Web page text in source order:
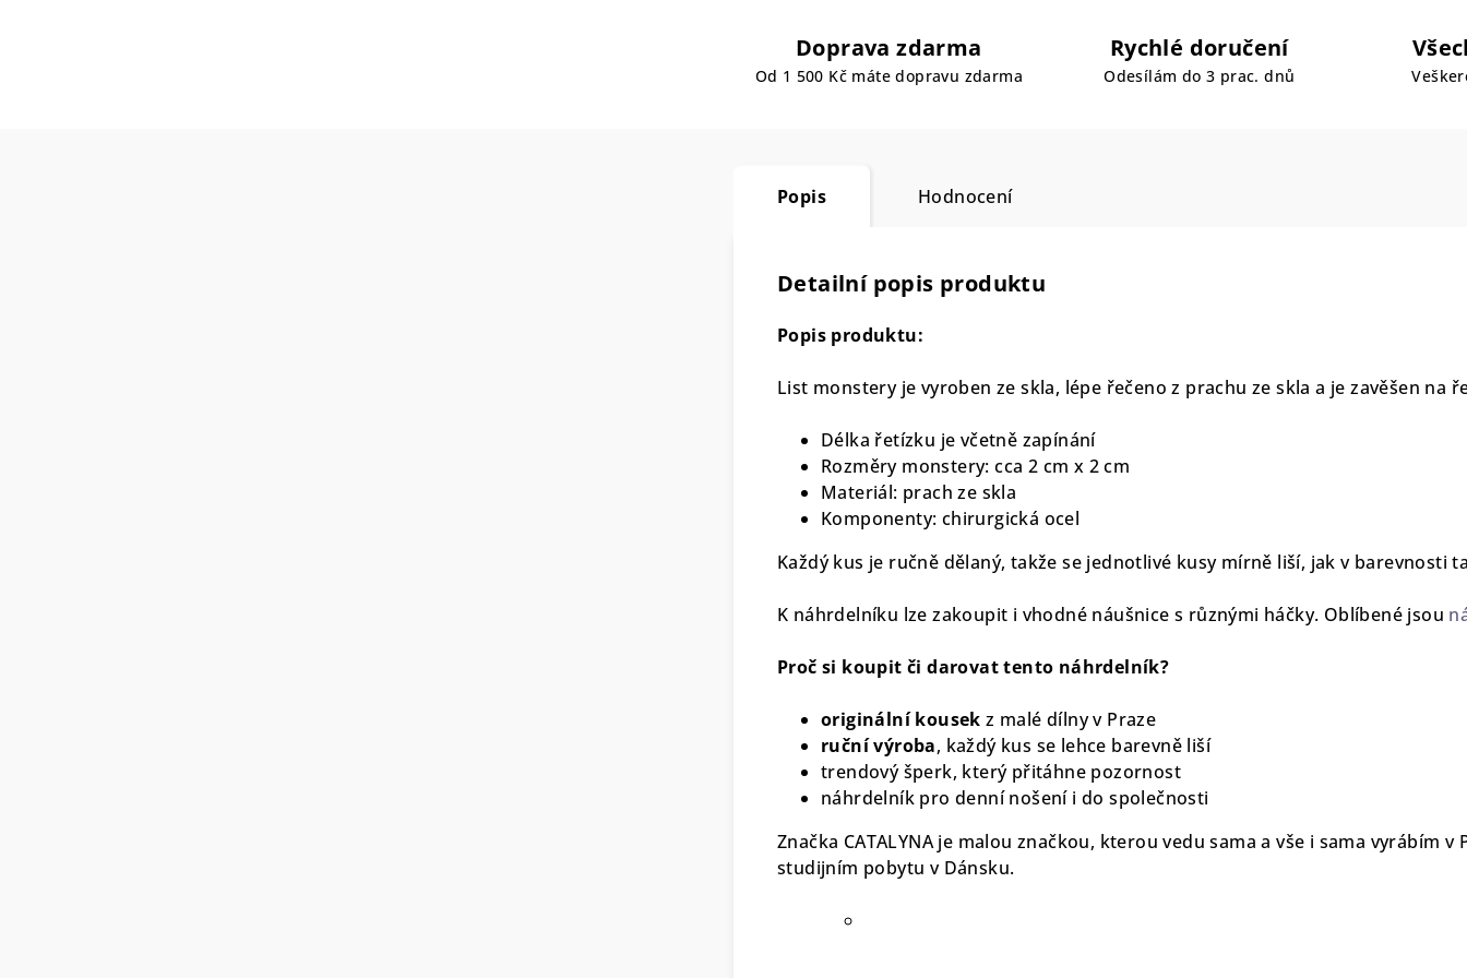
Doprava zdarma
Od 1 500 Kč máte dopravu zdarma
Rychlé doručení
Odesílám do 3 prac. dnů
Popis Hodnocení
Detailní popis produktu
Popis produktu:
List monstery je vyroben ze skla, lépe řečeno z prachu ze skla a je zavěšen na
Délka řetízku je včetně zapínání
Rozměry monstery: cca 2 cm x 2 cm
Materiál: prach ze skla
Komponenty: chirurgická ocel
Každý kus je ručně dělaný, takže se jednotlivé kusy mírně liší, jak v barevnosti
K náhrdelníku lze zakoupit i vhodné náušnice s různými háčky. Oblíbené jsou
Proč si koupit či darovat tento náhrdelník?
originální kousek z malé dílny v Praze
ruční výroba, každý kus se lehce barevně liší
trendový šperk, který přitáhne pozornost
náhrdelník pro denní nošení i do společnosti
Značka CATALYNA je malou značkou, kterou vedu sama a vše i sama vyrábím
studijním pobytu v Dánsku.